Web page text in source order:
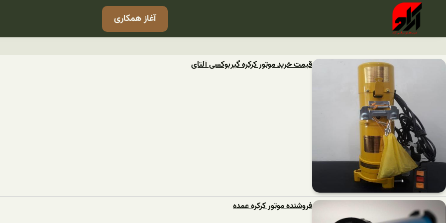
آغاز همکاری
قیمت خرید موتور کرکره گیربوکسی آلتای
فروشنده موتور کرکره عمده